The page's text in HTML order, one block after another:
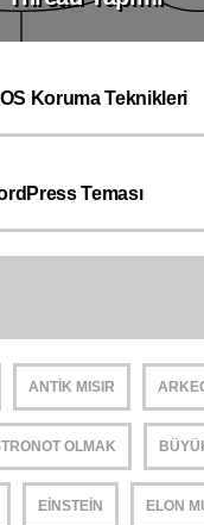
Koruma Teknikleri
Teması
ANTIK MISIR
OLMAK
EINSTEIN ELON